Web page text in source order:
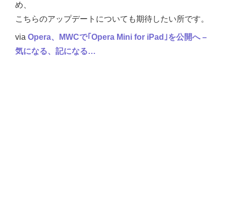
め、
こちらのアップデートについても期待したい所です。
via Opera、MWCで｢Opera Mini for iPad｣を公開へ –
気になる、記になる…